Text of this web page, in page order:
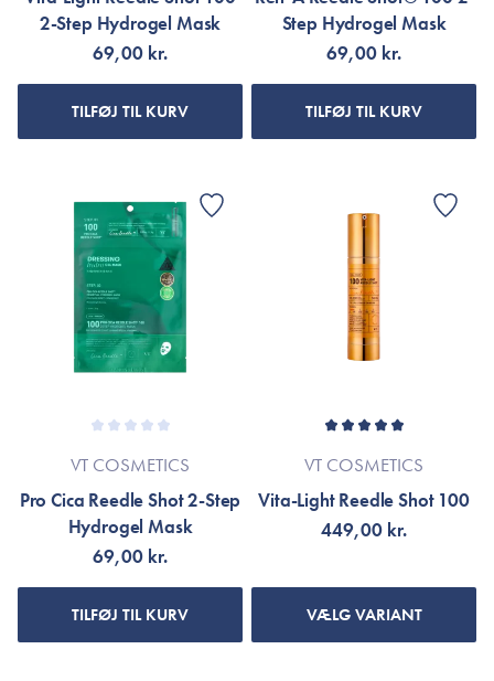
2-Step Hydrogel Mask
69,00 kr.
TILFØJ TIL KURV
Step Hydrogel Mask
69,00 kr.
TILFØJ TIL KURV
VT COSMETICS
Pro Cica Reedle Shot 2-Step
Hydrogel Mask
69,00 kr.
TILFØJ TIL KURV
VT COSMETICS
Vita-Light Reedle Shot 100
449,00 kr.
VÆLG VARIANT